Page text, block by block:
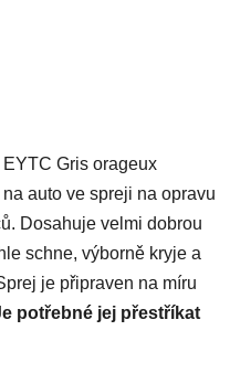
Gris orageux
auto ve spreji na opravu
Dosahuje velmi dobrou
schne, výborně kryje a
je připraven na míru
potřebné jej přestříkat